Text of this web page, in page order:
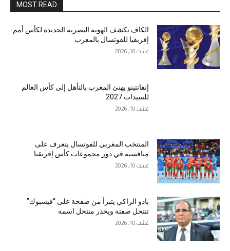
MOST READ
الكاف يكشف الهوية البصرية الجديدة لكأس أمم
إفريقيا للفوتسال بالمغرب
غشت 10, 2026
إنفانتينو يهنئ المغرب بالتأهل إلى كأس العالم
للسيدات 2027
غشت 10, 2026
المنتخب المغربي للفوتسال يتعرف على
منافسيه في دور مجموعات كأس إفريقيا
غشت 10, 2026
بادو الزاكي يتبرأ من صفحة على “فيسبوك”
تنتحل صفته ويحذر منتحل اسمه
غشت 10, 2026